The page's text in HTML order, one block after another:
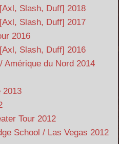
Slash, Duff] 2018
Slash, Duff] 2017
2016
Slash, Duff] 2016
Amérique du Nord 2014
2013
Tour 2012
School / Las Vegas 2012